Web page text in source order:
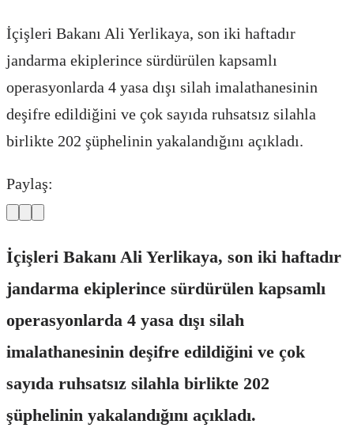
İçişleri Bakanı Ali Yerlikaya, son iki haftadır
jandarma ekiplerince sürdürülen kapsamlı
operasyonlarda 4 yasa dışı silah imalathanesinin
deşifre edildiğini ve çok sayıda ruhsatsız silahla
birlikte 202 şüphelinin yakalandığını açıkladı.
Paylaş:
İçişleri Bakanı Ali Yerlikaya, son iki haftadır
jandarma ekiplerince sürdürülen kapsamlı
operasyonlarda 4 yasa dışı silah
imalathanesinin deşifre edildiğini ve çok
sayıda ruhsatsız silahla birlikte 202
şüphelinin yakalandığını açıkladı.